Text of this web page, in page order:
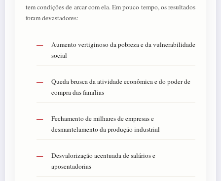
tem condições de arcar com ela. Em pouco tempo, os resultados
foram devastadores:
Aumento vertiginoso da pobreza e da vulnerabilidade
social
Queda brusca da atividade econômica e do poder de
compra das famílias
Fechamento de milhares de empresas e
desmantelamento da produção industrial
Desvalorização acentuada de salários e
aposentadorias